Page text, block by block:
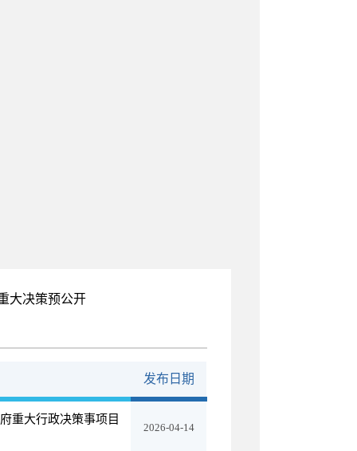
大决策预公开
发布日期
重大行政决策事项目
2026-04-14